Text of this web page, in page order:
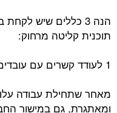
הנה 3 כללים שיש
תוכנית קליטה מרחוק:
1 לעודד קשרים עם עובדים אחרים מהיום הראשון:
מאחר שתחילת עבודה
ומאתגרת, גם במישור